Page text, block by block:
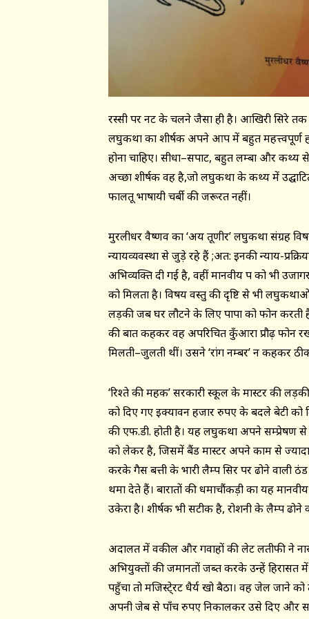
रस्सी पर नट के चलने जैसा ही है। आखिरी सिरे
लघुकथा का शीर्षक अपने आप में बहुत महत्त्वपूर्ण
होना चाहिए। सीधा–सपाट, बहुत लम्बा और
अच्छा शीर्षक वह है,जो लघुकथा के कथ्य में
फालतू भाषायी चर्बी की जरूरत नहीं।
मुरलीधर वैष्णव का ‘अक्षय तूणीर’ लघुकथा संग्रह
न्यायव्यवस्था से जुड़े रहे हैं ;अत: इनकी न्याय-
अभिव्यक्ति दी गई है, वहीं मानवीय पक्ष को भी
को मिलता है। विषय वस्तु की दृष्टि से भी
लड़की जब घर लौटने के लिए पापा को फोन करती
की बात कहकर वह अपरिचित कुँआरा प्रौढ़
मिलती–जुलती थीं। उसने ‘रांग नम्बर’ न कहकर
‘रिश्ते की महक’ सरकारी स्कूल के मास्टर की
को दिए गए इक्यावन हजार रुपए के बदले बेटी को
की एफ.डी. होती है। यह लघुकथा अपने सम्प्रेषण से
को लेकर है, जिसमें बैंड मास्टर अपने काम से ज्यादा
करके गैस बत्ती के भारी लैम्प सिर पर ढोने वाली
थमा देते हैं। बारातों की धमाचौंकड़ी का यह
उकेरा है। शीर्षक भी सटीक है, रोशनी के लैम्प ढोने
अदालत में वकील और गवाहों की लेट लतीफी ने
अभियुक्तों की जमानतों जब्त करके उन्हें हिरासत
पहुँचा तो मजिस्टे्रट धैर्य खो बैठा। वह जेल जाने को
अपनी जेब से पाँच रुपए निकालकर उसे दिए और